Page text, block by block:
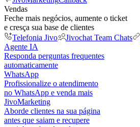
Vendas
Feche mais negócios, aumente o ticket
e cresça sua base de clientes
Telefonia Jivo
Jivochat Team Chats
Agente IA
Responda perguntas frequentes
automaticamente
WhatsApp
Profissionalize o atendimento
no WhatsApp e venda mais
JivoMarketing
Aborde clientes na sua página
antes que saiam e recupere